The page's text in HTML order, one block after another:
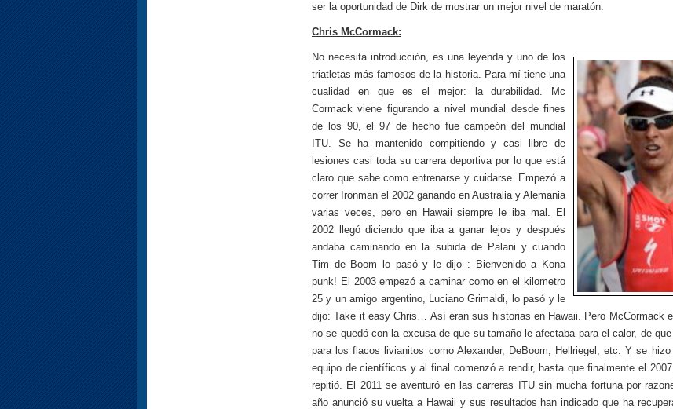
ser la oportunidad de Dirk de mostrar un mejor nivel de maratón.
Chris McCormack:
No necesita introducción, es una leyenda y uno de los
triatletas más famosos de la historia. Para mí tiene una
cualidad en que es el mejor: la durabilidad. Mc
Cormack viene figurando a nivel mundial desde fines
de los 90, el 97 de hecho fue campeón del mundial
ITU. Se ha mantenido compitiendo y casi libre de
lesiones casi toda su carrera deportiva por lo que está
claro que sabe como entrenarse y cuidarse. Empezó a
correr Ironman el 2002 ganando en Australia y Alemania
varias veces, pero en Hawaii siempre le iba mal. El
2002 llegó diciendo que iba a ganar lejos y después
andaba caminando en la subida de Palani y cuando
Tim de Boom lo pasó y le dijo : Bienvenido a Kona
punk! El 2003 empezó a caminar como en el kilometro
25 y un amigo argentino, Luciano Grimaldi, lo pasó y le
dijo: Take it easy Chris… Así eran sus historias en Hawaii. Pero McCormack
no se quedó con la excusa de que su tamaño le afectaba para el calor, de
para los flacos livianitos como Alexander, DeBoom, Hellriegel, etc. Y se
equipo de científicos y al final comenzó a rendir, hasta que finalmente el
repitió. El 2011 se aventuró en las carreras ITU sin mucha fortuna por
año anunció su vuelta a Hawaii y sus resultados han indicado que ha